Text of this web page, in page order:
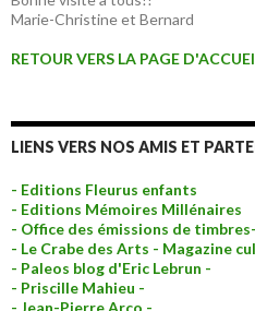
Marie-Christine et Bernard
RETOUR VERS LA PAGE
LIENS VERS NOS AMIS ET
- Editions Fleurus enfants
- Editions Mémoires Millénaires
- Office des émissions de
- Le Crabe des Arts - Magazine
- Paleos blog d'Eric Lebrun -
- Priscille Mahieu -
- Jean-Pierre Arco -